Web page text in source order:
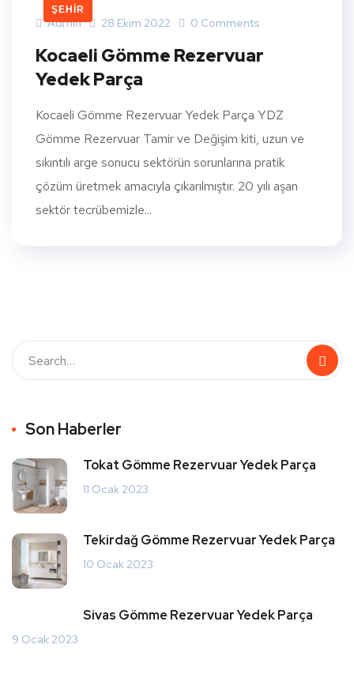
ŞEHIR
Admin 28 Ekim 2022 0 Comments
Kocaeli Gömme Rezervuar
Yedek Parça
Kocaeli Gömme Rezervuar Yedek Parça YDZ
Gömme Rezervuar Tamir ve Değişim kiti, uzun ve
sıkıntılı arge sonucu sektörün sorunlarına pratik
çözüm üretmek amacıyla çıkarılmıştır. 20 yılı aşan
sektör tecrübemizle...
Son Haberler
Tokat Gömme Rezervuar Yedek Parça
11 Ocak 2023
Tekirdağ Gömme Rezervuar Yedek Parça
10 Ocak 2023
Sivas Gömme Rezervuar Yedek Parça
9 Ocak 2023